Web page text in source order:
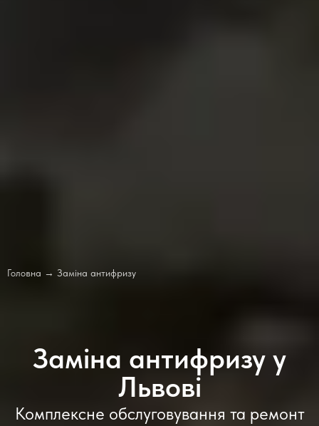
Головна → Заміна антифризу
Заміна антифризу у
Львові
Комплексне обслуговування та ремонт